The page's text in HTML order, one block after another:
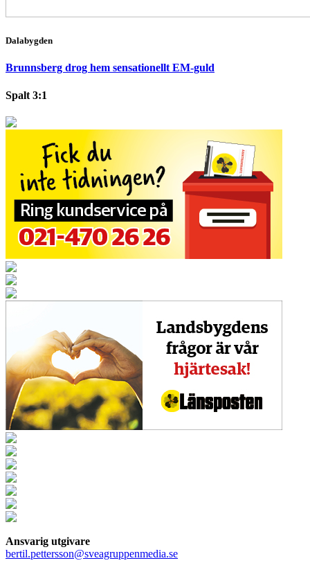
Dalabygden
Brunnsberg drog hem sensationellt EM-guld
Spalt 3:1
Ansvarig utgivare
bertil.pettersson@sveagruppenmedia.se